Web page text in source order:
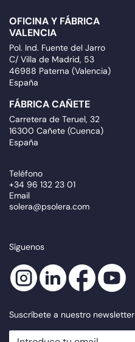
OFICINA Y FÁBRICA
VALENCIA
Pol. Ind. Fuente del Jarro
C/ Villa de Madrid, 53
46988 Paterna (Valencia)
España
FÁBRICA CAÑETE
Carretera de Teruel, 32
16300 Cañete (Cuenca)
España
Teléfono
+34 96 132 23 01
Email
solera@psolera.com
Síguenos
Suscríbete a nuestro newsletter
newsletter.suscribe